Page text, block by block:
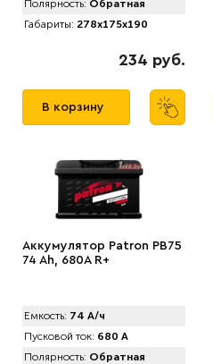
Полярность: Обратная
Габариты: 278x175x190
234 руб.
В корзину
Аккумулятор Patron PB75
74 Ah, 680A R+
Емкость: 74 А/ч
Пусковой ток: 680 А
Полярность: Обратная